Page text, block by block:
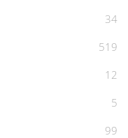
34
519
12
5
99